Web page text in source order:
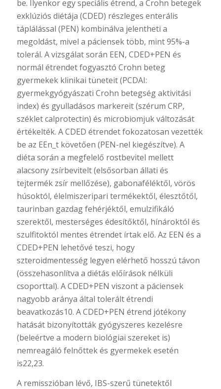
be. Ilyenkor egy speciális étrend, a Crohn betegek
exklúziós diétája (CDED) részleges enterális
táplálással (PEN) kombinálva jelentheti a
megoldást, mivel a páciensek több, mint 95%-a
tolerál. A vizsgálat során EEN, CDED+PEN és
normál étrendet fogyasztó Crohn beteg
gyermekek klinikai tüneteit (PCDAI:
gyermekgyógyászati Crohn betegség aktivitási
index) és gyulladásos markereit (szérum CRP,
széklet calprotectin) és microbiomjuk változását
értékelték. A CDED étrendet fokozatosan vezették
be az EEn_t követően (PEN-nel kiegészítve). A
diéta során a megfelelő rostbevitel mellett
alacsony zsírbevitelt (elsősorban állati és
tejtermék zsír mellőzése), gabonaféléktől, vörös
húsoktól, élelmiszeripari termékektől, élesztőtől,
taurinban gazdag fehérjéktől, emulzifikáló
szerektől, mesterséges édesítőktől, hínároktól és
szulfitoktól mentes étrendet írtak elő. Az EEN és a
CDED+PEN lehetővé teszi, hogy
szteroidmentesség legyen elérhető hosszú távon
(összehasonlítva a diétás előírások nélküli
csoporttal). A CDED+PEN viszont a páciensek
nagyobb aránya által tolerált étrendi
beavatkozás10. A CDED+PEN étrend jótékony
hatását bizonyították gyógyszeres kezelésre
(beleértve a modern biológiai szereket is)
nemreagáló felnőttek és gyermekek esetén
is22,23.
A remisszióban lévő, IBS-szerű tünetektől